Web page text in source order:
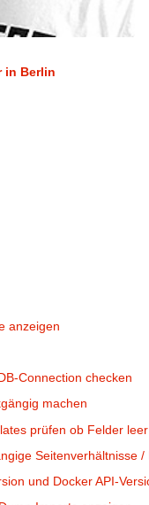
in Berlin
anzeigen
Connection checken
machen
prüfen ob Felder
Seitenverhältnisse /
und Docker API-